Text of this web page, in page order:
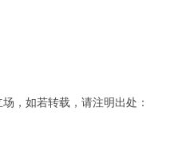
，如若转载，请注明出处：